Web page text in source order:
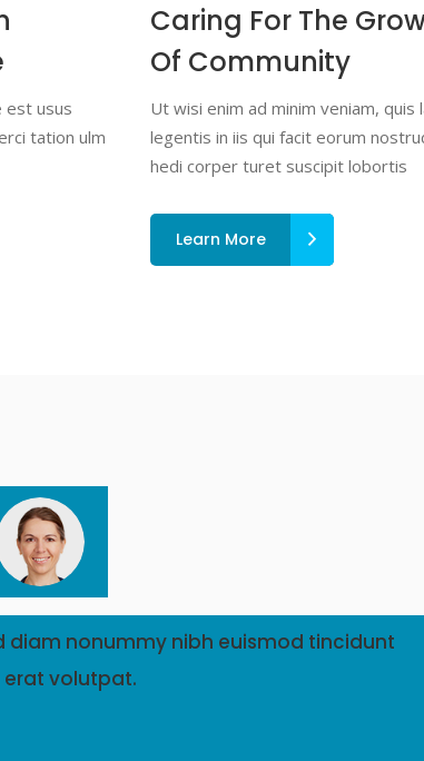
est usus
tation ulm
Caring For The
Of Community
Ut wisi enim ad minim veniam, quis
legentis in iis qui facit eorum
hedi corper turet suscipit lobortis
Learn More
diam nonummy nibh euismod tincidunt
volutpat.